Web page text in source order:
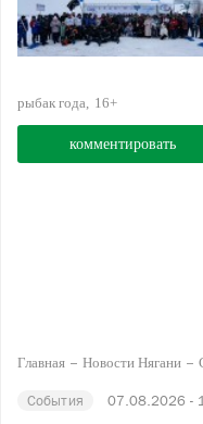
рыбак года 16+
комментировать
Главная Новости Нягани
События 07.08.2026 -